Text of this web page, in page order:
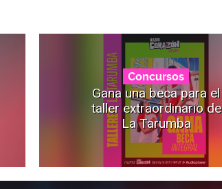
Concursos
Gana una beca para el
taller extraordinario de
La Tarumba